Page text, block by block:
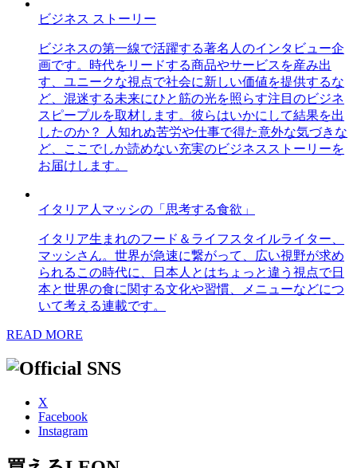
ビジネス ストーリー
ビジネスの第一線で活躍する著名人のインタビュー企
画です。時代をリードする商品やサービスを産み出
す、ユニークな視点で社会に新しい価値を提供するな
ど、混迷する未来にひと筋の光を照らす注目のビジネ
スピープルを取材します。彼らはいかにして結果を出
したのか？ 人知れぬ苦労や仕事で得た意外な気づきな
ど、ここでしか読めない充実のビジネスストーリーを
お届けします。
イタリア人マッシの「思考する食欲」
イタリア生まれのフード＆ライフスタイルライター、
マッシさん。世界が急速に繋がって、広い視野が求め
られるこの時代に、日本人とはちょっと違う視点で日
本と世界の食に関する文化や習慣、メニューなどにつ
いて考える連載です。
READ MORE
X
Facebook
Instagram